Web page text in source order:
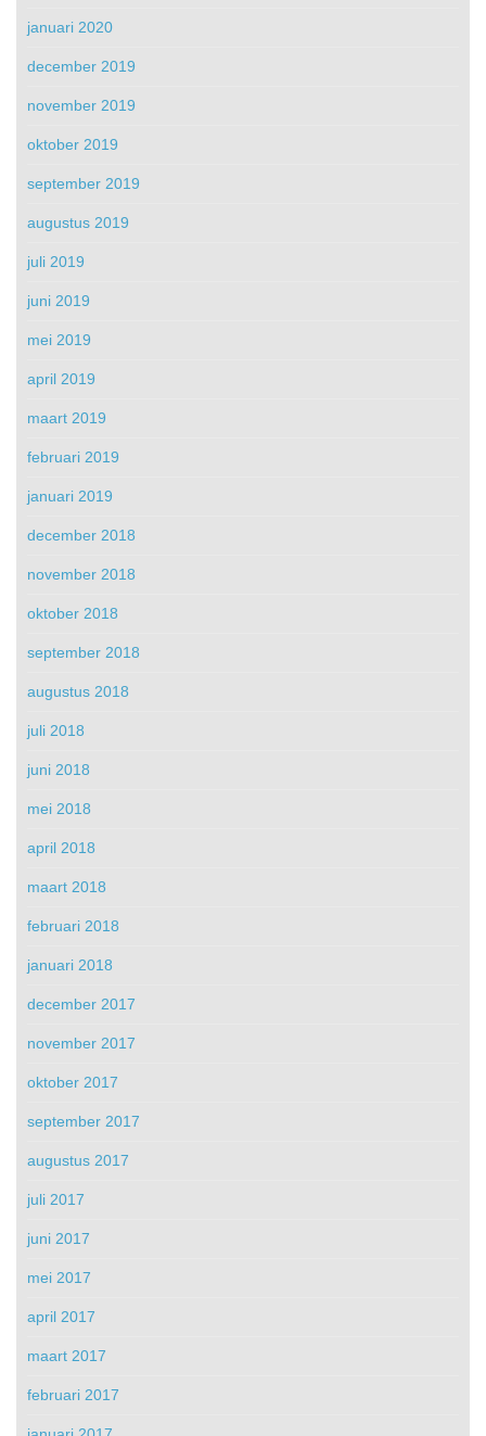
januari 2020
december 2019
november 2019
oktober 2019
september 2019
augustus 2019
juli 2019
juni 2019
mei 2019
april 2019
maart 2019
februari 2019
januari 2019
december 2018
november 2018
oktober 2018
september 2018
augustus 2018
juli 2018
juni 2018
mei 2018
april 2018
maart 2018
februari 2018
januari 2018
december 2017
november 2017
oktober 2017
september 2017
augustus 2017
juli 2017
juni 2017
mei 2017
april 2017
maart 2017
februari 2017